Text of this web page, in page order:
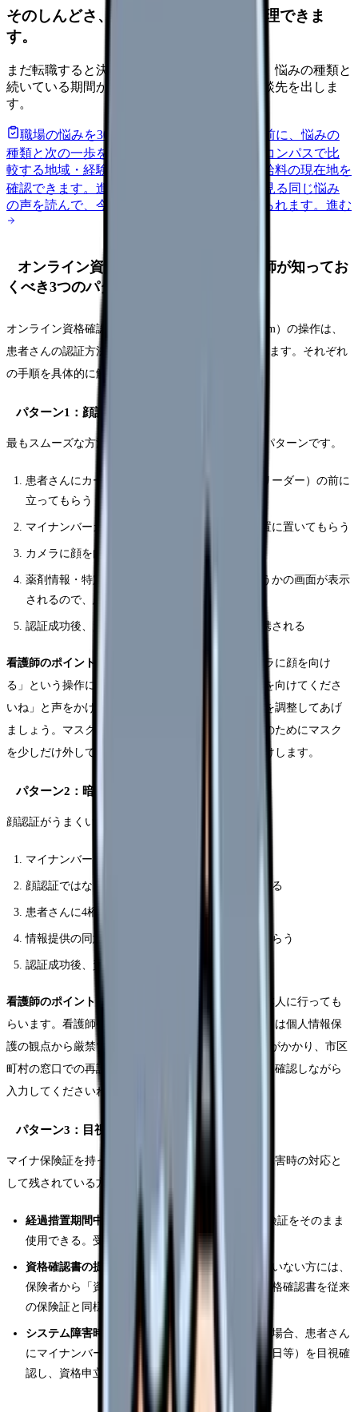
そのしんどさ、転職すべきサインか整理できま
す。
まだ転職すると決めていなくても大丈夫です。悩みの種類と
続いている期間から、次に見るべき記事と相談先を出しま
す。
職場の悩みを30秒で診断
辞めるべきか迷う前に、悩みの
種類と次の一歩を整理します。
給料コンパスで比
較する地域・経験年数・施設形態から、今の給料の現在地を
確認できます。 進む 匿名掲示板で本音を見る 同じ悩み
の声を読んで、今の職場だけの問題か確かめられます。 進む
オンライン資格確認の操作手順｜看護師が知ってお
くべき3つのパターン
オンライン資格確認（OQS: Online Qualification System）の操作は、
患者さんの認証方法によって3つのパターンに分かれます。それぞれ
の手順を具体的に解説します。
パターン1：顔認証による本人確認
最もスムーズな方法で、厚生労働省も推奨しているパターンです。
患者さんにカードリーダー（顔認証付きカードリーダー）の前に
立ってもらう
マイナンバーカードをカードリーダーの所定位置に置いてもらう
カメラに顔を向けてもらい、顔認証を実行する
薬剤情報・特定健診情報の提供に同意するかどうかの画面が表示
されるので、患者さんに選択してもらう
認証成功後、資格確認結果がレセコンに自動連携される
看護師のポイント
：高齢の患者さんの場合、「カメラに顔を向け
る」という操作に戸惑う方が多いです。「ここに顔を向けてくださ
いね」と声をかけながら、必要に応じて画面の位置を調整してあげ
ましょう。マスクを外す必要がある場合は、「認証のためにマスク
を少しだけ外していただけますか」と丁寧にお声がけします。
パターン2：暗証番号（4桁）による本人確認
顔認証がうまくいかない場合の代替手段です。
マイナンバーカードをカードリーダーに置く
顔認証ではなく「暗証番号で認証する」を選択する
患者さんに4桁の暗証番号を入力してもらう
情報提供の同意画面が表示されるので選択してもらう
認証成功後、資格確認結果が連携される
看護師のポイント ：暗証番号の入力は必ず患者さん本人に行っても
らいます。看護師やスタッフが代わりに入力することは個人情報保
護の観点から厳禁です。3回連続で間違えるとロックがかかり、市区
町村の窓口での再設定が必要になるため、「ゆっくり確認しながら
入力してくださいね」と一言添えましょう。
パターン3：目視確認（従来の保険証方式）
マイナ保険証を持っていない患者さんや、システム障害時の対応と
して残されている方法です。
経過措置期間中
（2026年7月末まで）：従来の保険証をそのまま
使用できる。受付は従来どおり目視確認
資格確認書の提示
：マイナンバーカードを持っていない方には、
保険者から「資格確認書」が交付される。この資格確認書を従来
の保険証と同様に目視確認する
システム障害時
：オンライン資格確認ができない場合、患者さん
にマイナンバーカードの券面情報（氏名・生年月日等）を目視確
認し、資格申立書を記入してもらう